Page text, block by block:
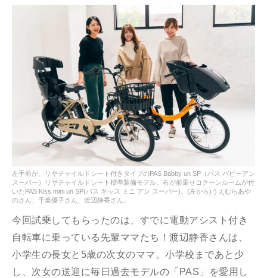
左手前が、リヤチャイルドシート付きタイプのPAS Babby un SP（パス バビーアン
スーパー）リヤチャイルドシート標準装備モデル。右が前乗せコクーンルームが付
いたPAS Kiss mini un SP(パス キッス ミニ アン スーパー)。(左から)うえむらあや
のさん、千葉優子さん、渡辺静香さん。
今回試乗してもらったのは、すでに電動アシスト付き
自転車に乗っている先輩ママたち！渡辺静香さんは、
小学生の長女と5歳の次女のママ。小学校まであと少
し、次女の送迎に毎日過去モデルの「PAS」を愛用し